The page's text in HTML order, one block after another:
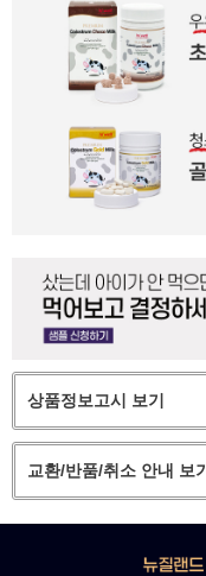
상품정보고시 보기
교환/반품/취소 안내 보기